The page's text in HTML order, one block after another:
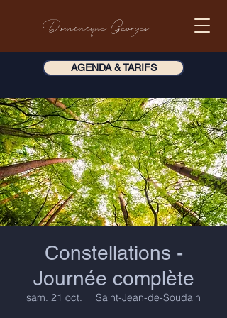
Dominique Georges
AGENDA & TARIFS
Constellations -
Journée complète
sam. 21 oct.
  |
Saint-Jean-de-Soudain